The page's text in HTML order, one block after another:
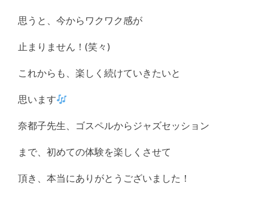
思うと、今からワクワク感が
止まりません！(笑々)
これからも、楽しく続けていきたいと
思います
奈都子先生、ゴスペルからジャズセッション
まで、初めての体験を楽しくさせて
頂き、本当にありがとうございました！